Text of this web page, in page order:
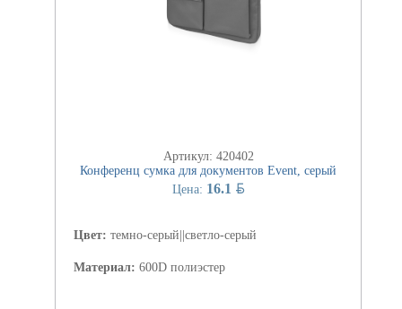
Артикул: 420402
Конференц сумка для документов Event, серый
Цена: 16.1 BYN
Цвет: темно-серый||светло-серый
Материал: 600D полиэстер